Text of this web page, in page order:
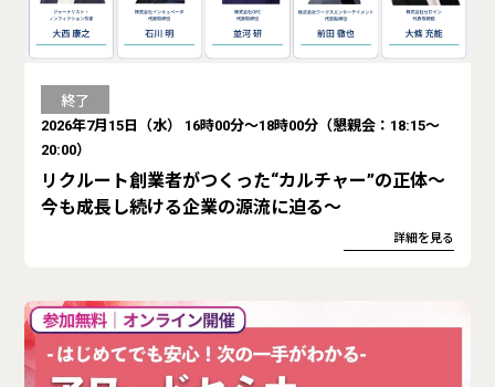
終了
2026年7月15日（水） 16時00分～18時00分（懇親会：18:15～
20:00）
リクルート創業者がつくった“カルチャー”の正体〜
今も成長し続ける企業の源流に迫る〜
詳細を見る